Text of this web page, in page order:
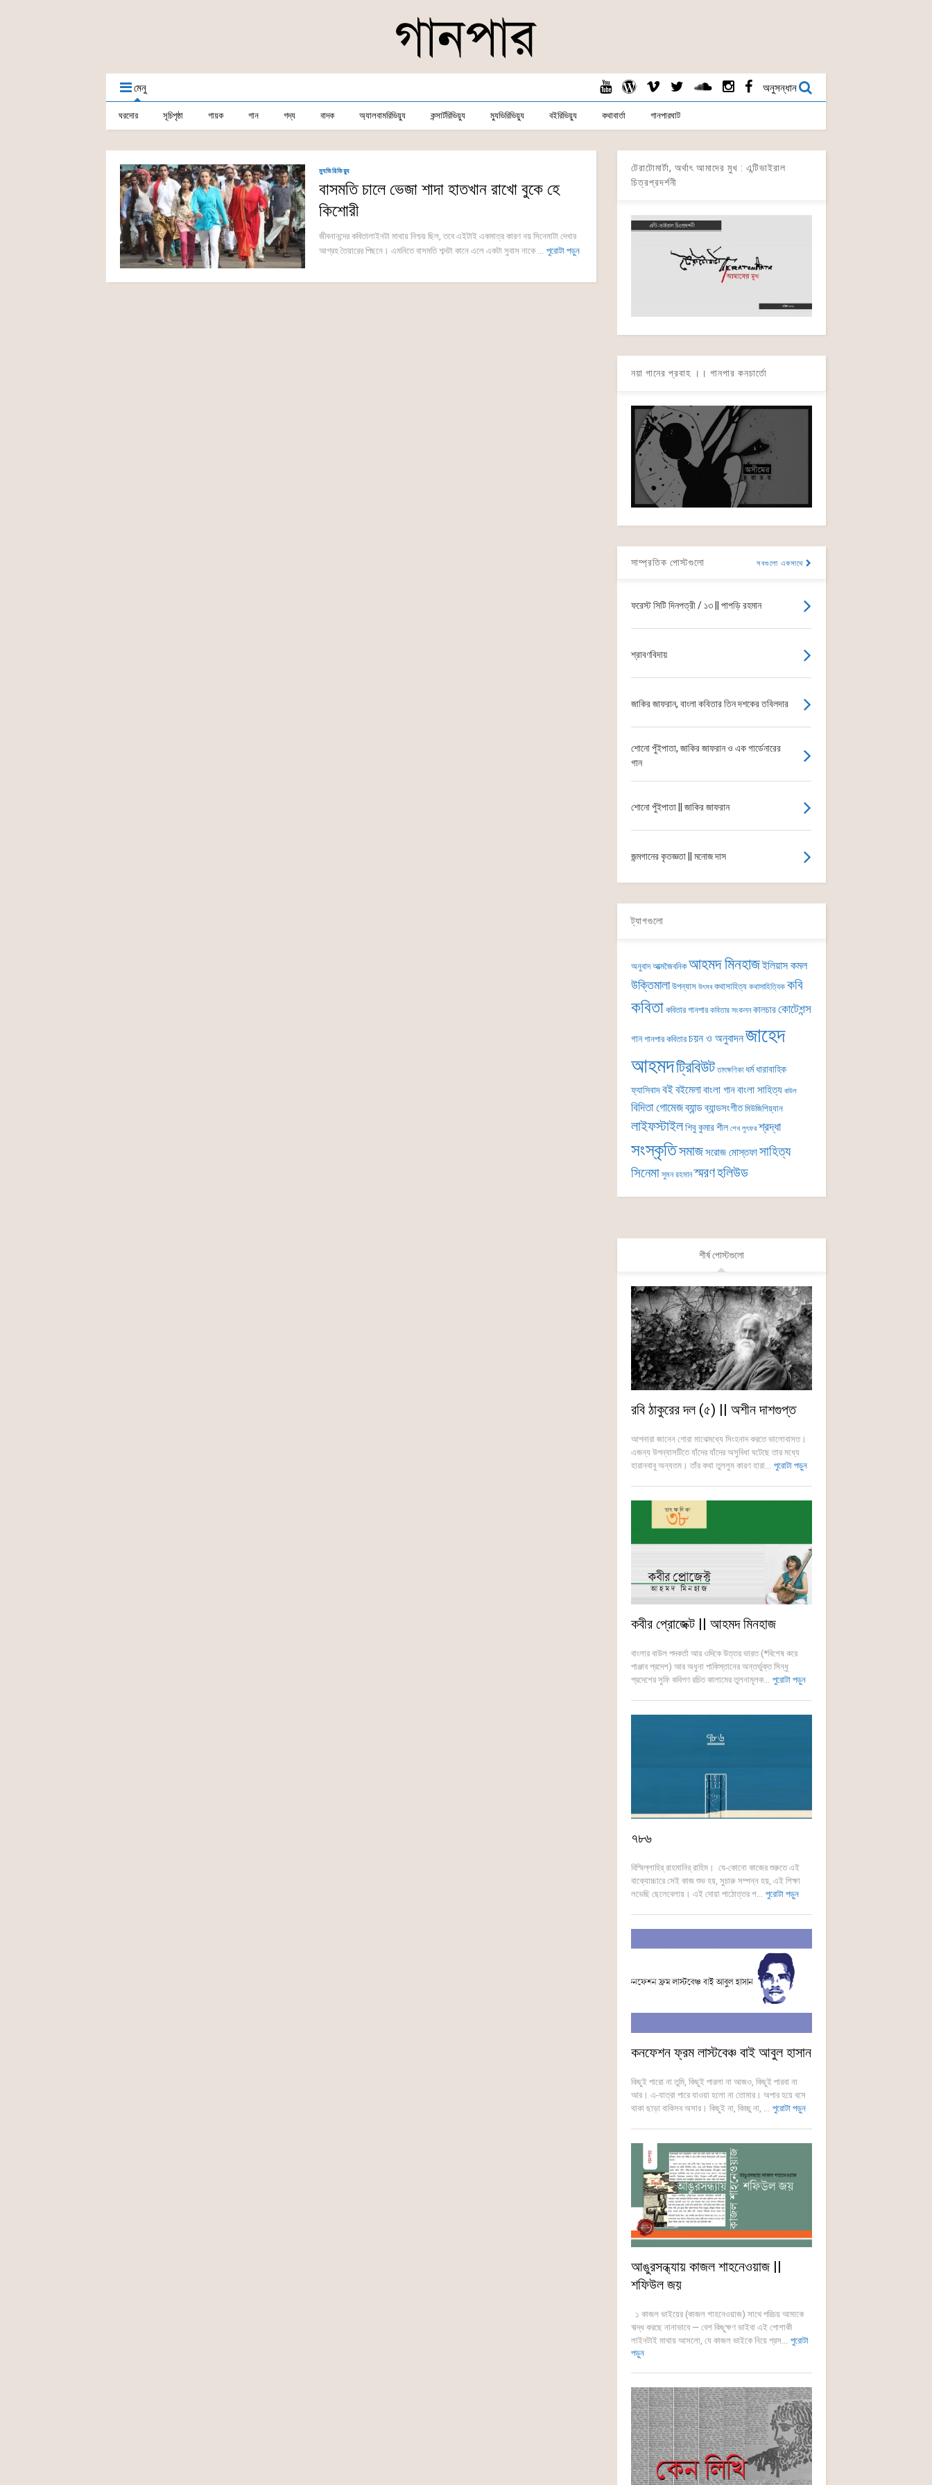
মেনু অনুসন্ধান
ঘরদোর সূচিপৃষ্ঠা গায়ক গান গদ্য বাদক অ্যালবামরিভিয়্যু কন্সার্টরিভিয়্যু ম্যুভিরিভিয়্যু বইরিভিয়্যু কথাবার্তা গানপারঘাট
ম্যুভিরিভিয়্যু
বাসমতি চালে ভেজা শাদা হাতখান রাখো বুকে হে
কিশোরী
জীবনানন্দের কবিতালাইনটা মাথায় নিশ্চয় ছিল, তবে এইটাই একমাত্র কারণ নয় সিনেমাটা দেখার
আগ্রহ তৈয়ারের পিছনে। এমনিতে বাসমতি শব্দটা কানে এলে একটা সুবাস নাকে ... পুরোটা পড়ুন
টেরাটোমার্টা, অর্থাৎ আমাদের মুখ : এন্টিভাইরাল
চিত্রপ্রদর্শনী
নয়া গানের প্রবাহ ।। গানপার কনচার্তো
সাম্প্রতিক পোস্টগুলো সবগুলো একসাথে
ফরেস্ট সিটি দিনপত্রী / ১৩ || পাপড়ি রহমান
শ্রাবণবিদায়
জাকির জাফরান, বাংলা কবিতার তিন দশকের তবিলদার
শোনো পুঁইপাতা, জাকির জাফরান ও এক গার্ডেনারের
গান
শোনো পুঁইপাতা || জাকির জাফরান
জন্মগানের কৃতজ্ঞতা || মনোজ দাস
ট্যাগগুলো
অনুবাদ আত্মজৈবনিক আহমদ মিনহাজইলিয়াস কমল
উক্তিমালা উপন্যাস উৎসব কথাসাহিত্য কথাসাহিত্যিক কবি
কবিতা কবিতার গানপার কবিতার সংকলন কালচারকোটেশন্স
গান গানপার কবিতার চয়ন ও অনুবাদনজাহেদ
আহমদট্রিবিউট তাৎক্ষণিকা ধর্ম ধারাবাহিক
ফ্যাসিবাদবইবইমেলাবাংলা গানবাংলা সাহিত্য বাউল
বিদিতা গোমেজব্যান্ডব্যান্ডসংগীত মিউজিশিয়্যান
লাইফস্টাইলশিবু কুমার শীল শেখ লুৎফর শ্রদ্ধা
সংস্কৃতিসমাজসরোজ মোস্তফাসাহিত্য
সিনেমা সুমন রহমান স্মরণহলিউড
শীর্ষ পোস্টগুলো
রবি ঠাকুরের দল (৫) || অশীন দাশগুপ্ত
আপনারা জানেন গোরা মাঝেমধ্যে সিংহনাদ করতে ভালোবাসত।
এজন্য উপন্যাসটিতে যাঁদের যাঁদের অসুবিধা ঘটেছে তার মধ্যে
হারানবাবু অন্যতম। তাঁর কথা তুললুম কারণ হারা... পুরোটা পড়ুন
কবীর প্রোজেক্ট || আহমদ মিনহাজ
বাংলার বাউল পদকর্তা আর ওদিকে উত্তর ভারত (*বিশেষ করে
পাঞ্জাব প্রদেশ) আর অধুনা পাকিস্তানের অন্তর্ভুক্ত সিন্ধু
প্রদেশের সুফি কবিগণ রচিত কালামের তুলনামূলক... পুরোটা পড়ুন
৭৮৬
বিস্মিল্লাহির্ রাহমানির্ রাহিম। যে-কোনো কাজের শুরুতে এই
বাক্যোচ্চারে সেই কাজ শুভ হয়, সুচারু সম্পন্ন হয়, এই শিক্ষা
লভেছি ছেলেবেলায়। এই দোয়া পাঠোত্তর শ... পুরোটা পড়ুন
কনফেশন ফ্রম লাস্টবেঞ্চ বাই আবুল হাসান
কিছুই পারো না তুমি, কিছুই পারলা না আজও, কিছুই পারবা না
আর। এ-যাত্রা পারে যাওয়া হলো না তোমার। অপার হয়ে বসে
থাকা ছাড়া বাকিসব অসার। কিছুই না, কিচ্ছু না, ... পুরোটা পড়ুন
আঙুরসন্ধ্যায় কাজল শাহনেওয়াজ ||
শফিউল জয়
১ কাজল ভাইয়ের (কাজল শাহনেওয়াজ) সাথে পরিচয় আমাকে
ঋদ্ধ করছে নানাভাবে — বেশ কিছুক্ষণ ভাইবা এই পোশাকী
লাইনটাই মাথায় আসলো, যে কাজল ভাইকে নিয়ে প্রস... পুরোটা
পড়ুন